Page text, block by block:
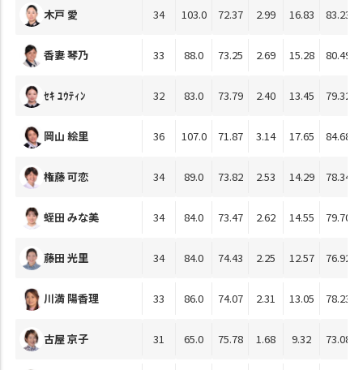
木戸 愛 34 103.0 72.37 2.99 16.83 83.23
香妻 琴乃 33 88.0 73.25 2.69 15.28 80.49
ｾｷ ﾕｳﾃｨﾝ 32 83.0 73.79 2.40 13.45 79.32
岡山 絵里 36 107.0 71.87 3.14 17.65 84.68
権藤 可恋 34 89.0 73.82 2.53 14.29 78.34
蛭田 みな美 34 84.0 73.47 2.62 14.55 79.70
藤田 光里 34 84.0 74.43 2.25 12.57 76.92
川満 陽香理 33 86.0 74.07 2.31 13.05 78.23
古屋 京子 31 65.0 75.78 1.68 9.32 73.08